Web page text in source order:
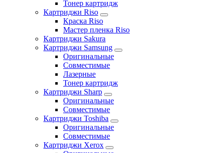
Тонер картридж
Картриджи Riso
Краска Riso
Мастер пленка Riso
Картриджи Sakura
Картриджи Samsung
Оригинальные
Совместимые
Лазерные
Тонер картридж
Картриджи Sharp
Оригинальные
Совместимые
Картриджи Toshiba
Оригинальные
Совместимые
Картриджи Xerox